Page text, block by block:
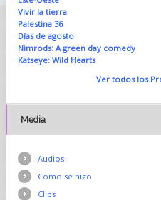
Vivir la tierra
Palestina 36
Días de agosto
Nimrods: A green day comedy
Katseye: Wild Hearts
Ver todos los
Media
Audios
Como se hizo
Clips